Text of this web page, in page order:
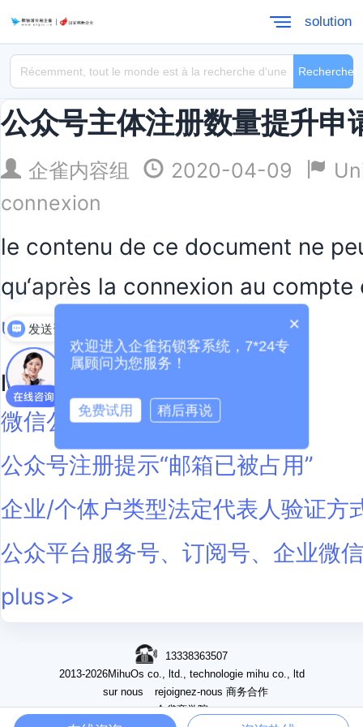
solution
Rechercher
公众号主体注册数量提升申
企雀内容组 2020-04-09
connexion
le contenu de ce document ne
qu‘après la connexion au
une session
lecture étendue:
微信公众平台注册说明
公众号注册提示“邮箱已被占用”
企业/个体户类型法定代表人验证方
公众平台服务号、订阅号、企业微
plus>>
13338363507
2013-2026MihuOs co., ltd., technologie mihu co., ltd
sur nous
rejoignez-nous 商务合作
企雀商学院
发送资料
怎么联系
×
欢迎进入企雀拓锁客系统，7*24专
属顾问为您服务！
免费试用 稍后再说